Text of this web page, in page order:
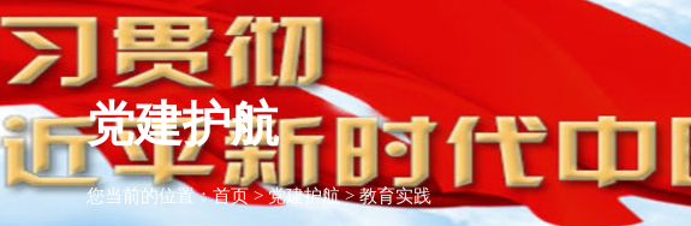
党建护航
您当前的位置：首页>党建护航>教育实践